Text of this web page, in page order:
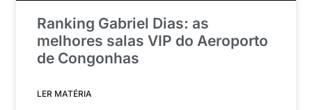
Ranking Gabriel Dias: as
melhores salas VIP do Aeroporto
de Congonhas
LER MATÉRIA